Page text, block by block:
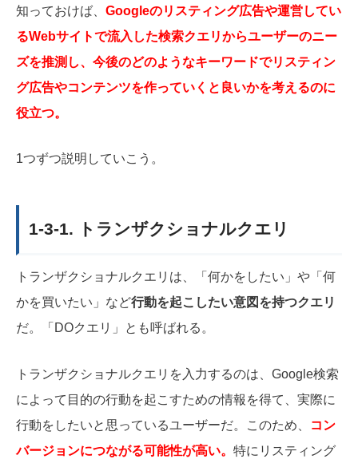
知っておけば、 Googleのリスティング広告や運営してい
るWebサイトで流入した検索クエリからユーザーのニー
ズを推測し、今後のどのようなキーワードでリスティン
グ広告やコンテンツを作っていくと良いかを考えるのに
役立つ。
1つずつ説明していこう。
1-3-1. トランザクショナルクエリ
トランザクショナルクエリは、「何かをしたい」や「何
かを買いたい」など行動を起こしたい意図を持つクエリ
だ。「DOクエリ」とも呼ばれる。
トランザクショナルクエリを入力するのは、Google検索
によって目的の行動を起こすための情報を得て、実際に
行動をしたいと思っているユーザーだ。このため、
コン
バージョンにつながる可能性が高い。 特にリスティング